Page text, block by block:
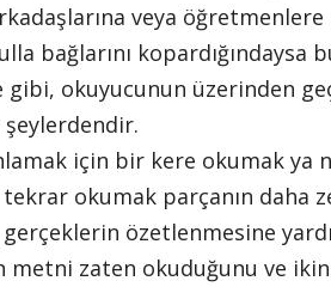
veya
bağlarını kopardığındaysa
okuyucunun üzerinden
için bir kere okumak ya
okumak parçanın daha
özetlenmesine
metni zaten okuduğunu ve